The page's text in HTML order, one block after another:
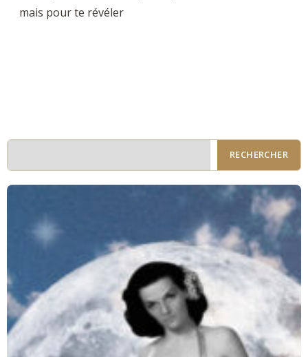
mais pour te révéler
RECHERCHER